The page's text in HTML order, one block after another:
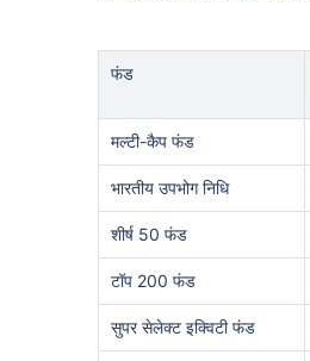
फंड
मल्टी-कैप फंड
भारतीय उपभोग निधि
शीर्ष 50 फंड
टॉप 200 फंड
सुपर सेलेक्ट इक्विटी फंड